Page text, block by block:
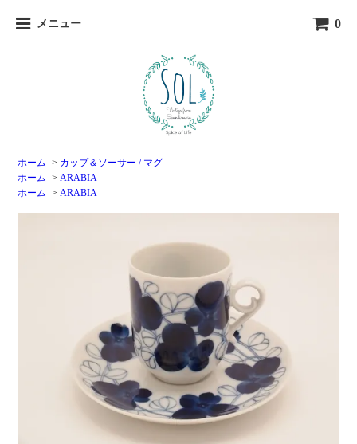
メニュー 0
ホーム > カップ＆ソーサー / マグ
ホーム > ARABIA
ホーム > ARABIA